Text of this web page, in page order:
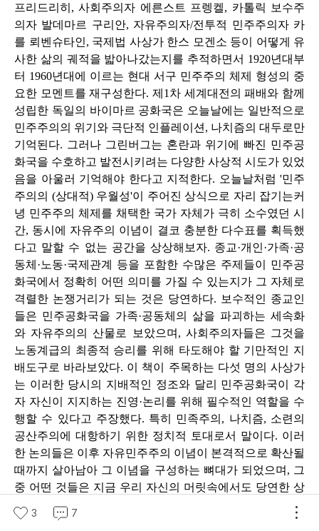
프리드리히, 사회주의자 에른스트 프렝켈, 카톨릭 보수주
의자 발데마르 구리안, 자유주의자/전투적 민주주의자 카
를 뢰벤슈타인, 국제법 사상가 한스 모겐소 등이 어떻게 유
사한 삶의 궤적을 밟아나갔는지를 추적하면서 1920년대부
터 1960년대에 이르는 현대 서구 민주주의 체제 형성의 중
요한 모멘트를 재구성한다. 제1차 세계대전의 패배와 함께
성립한 독일의 바이마르 공화국은 오늘날에는 일반적으로
민주주의의 위기와 극단적 인플레이션, 나치즘의 대두로만
기억된다. 그러나 그린버그는 혼란과 위기에 빠진 민주공
화국을 수호하고 발전시키려는 다양한 사상적 시도가 있었
음을 아울러 기억해야 한다고 지적한다. 오늘날처럼 '민주
주의의 (상대적) 우월성'이 주어진 상식으로 자리 잡기는커
녕 민주주의 체제를 채택한 국가 자체가 극히 소수였던 시
간, 동시에 자유주의 이념이 결코 충분한 다수표를 획득했
다고 말할 수 없는 공간을 상상해보자. 종교·개인·가족·공
동체·노동·국제관계 등을 포함한 수많은 주제들이 민주공
화국에서 정확히 어떤 의미를 가질 수 있는지가 그 자체로
격렬한 논쟁거리가 되는 것은 당연하다. 보수적인 종교인
들은 민주공화국을 가족·공동체의 삶을 파괴하는 세속화
와 자유주의의 산물로 보았으며, 사회주의자들은 그것을
노동계급의 최종적 승리를 위해 타도해야 할 기만적인 지
배도구로 바라보았다. 이 책이 주목하는 다섯 명의 사상가
는 이러한 당시의 지배적인 정조와 달리 민주공화국이 각
자 자신이 지지하는 진영·논리를 위해 필수적인 역할을 수
행할 수 있다고 주장했다. 특히 민족주의, 나치즘, 소련의
공산주의에 대항하기 위한 정치적 토대로서 말이다. 이러
한 논의들은 이후 자유민주주의 이념이 본격적으로 확산될
때까지 살아남아 그 이념을 구성하는 뼈대가 되었으며, 그
중 어떤 것들은 지금 우리 자신의 머릿속에서도 당연한 상
식으로 자리 잡게 되었다.
3 7